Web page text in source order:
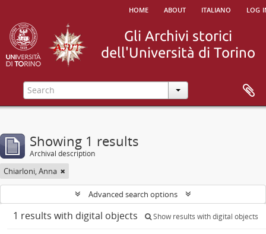
home about italiano log
Showing 1 results
Archival description
Chiarloni, Anna
Advanced search options
1 results with digital objects Show results with digital objects